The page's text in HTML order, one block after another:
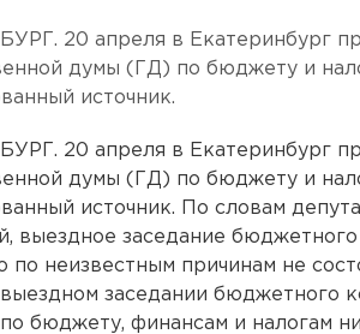
20 апреля в Екатеринбург
думы (ГД) по бюджету и
источник.
20 апреля в Екатеринбург
думы (ГД) по бюджету и
источник. По словам
выездное заседание
по неизвестным причинам не
заседании бюджетного
бюджету, финансам и налогам